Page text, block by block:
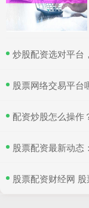
炒股配资选对平台
股票网络交易平台
配资炒股怎么操作
股票配资最新动态
股票配资财经网